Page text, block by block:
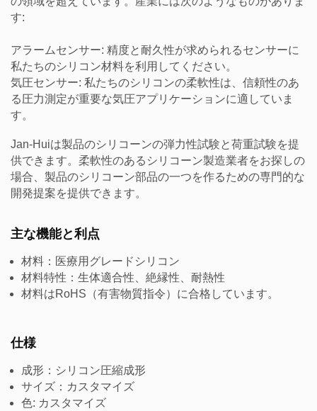
す:
アラームセンサー: 精度と耐久性が求められるセンサーに
私たちのシリコン材料を利用してください。
気圧センサー: 私たちのシリコンの柔軟性は、信頼性のあ
る圧力測定が重要な気圧アプリケーションに適していま
す。
Jan-Huiは製品のシリコーンの弾力性試験と荷重試験を提
供できます。柔軟性のあるシリコーン製造業者をお探しの
場合、製品のシリコーン部品の一つを作るための専門的な
開発提案を提供できます。
主な機能と利点
材料：医療用グレードシリコン
材料特性：生体適合性、絶縁性、耐熱性
材料はRoHS（有害物質指令）に合格しています。
仕様
成形：シリコン圧縮成形
サイズ：カスタマイズ
色: カスタマイズ